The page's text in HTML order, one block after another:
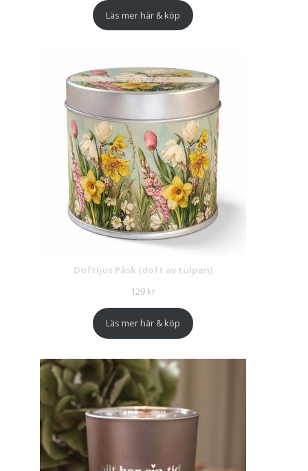
Läs mer här & köp
Doftljus Påsk (doft av tulpan)
129 kr
Läs mer här & köp